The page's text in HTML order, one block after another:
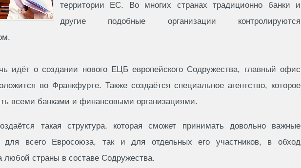
территории ЕС. Во многих странах традиционно банки и
другие подобные организации контролируются
идёт о создании нового ЕЦБ европейского Содружества, главный офис
во Франкфурте. Также создаётся специальное агентство, которое
всеми банками и финансовыми организациями.
такая структура, которая сможет принимать довольно важные
для всего Евросоюза, так и для отдельных его участников, в обход
любой страны в составе Содружества.